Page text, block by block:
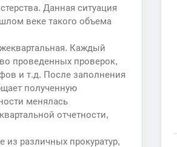
Данная ситуация
веке такого объема
Каждый
проведенных проверок,
и т.д. После заполнения
полученную
менялась
отчетности,
различных прокуратур,